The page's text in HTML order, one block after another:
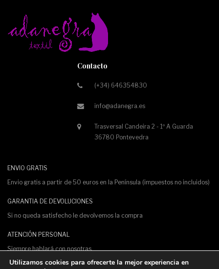
Contacto
(+34) 646354830
info@adanegra.es
Trasversal Candeira 2 - 1º A Guarda
36780 Pontevedra
ENVIO GRATIS
Envio gratis a partir de 50 euros en la Península (impuestos no incluidos)
GARANTIA DE DEVOLUCIONES
Si no queda satisfecho le devolvemos la compra
ATENCIÓN PERSONAL
Siempre hablará con nosotras.
Utilizamos cookies para ofrecerte la mejor experiencia en